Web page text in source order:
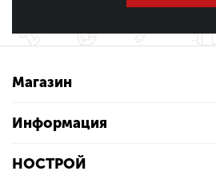
Магазин
Информация
НОСТРОЙ